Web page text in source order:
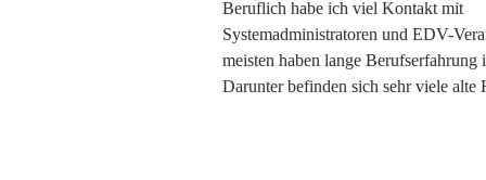
Beruflich habe ich viel Kontakt mit
Systemadministratoren und EDV-
meisten haben lange Berufserfahrung
Darunter befinden sich sehr viele